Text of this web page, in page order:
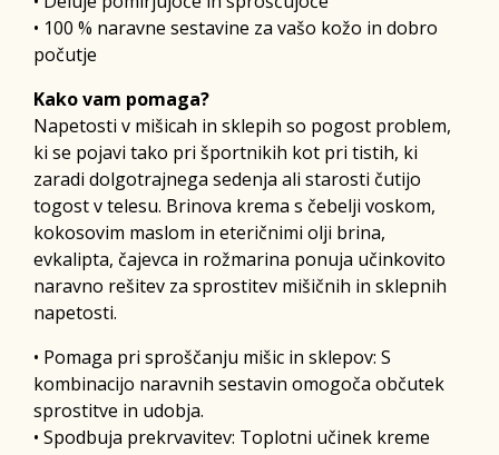
• 100 % naravne sestavine za vašo kožo in dobro
počutje
Kako vam pomaga?
Napetosti v mišicah in sklepih so pogost problem,
ki se pojavi tako pri športnikih kot pri tistih, ki
zaradi dolgotrajnega sedenja ali starosti čutijo
togost v telesu. Brinova krema s čebelji voskom,
kokosovim maslom in eteričnimi olji brina,
evkalipta, čajevca in rožmarina ponuja učinkovito
naravno rešitev za sprostitev mišičnih in sklepnih
napetosti.
• Pomaga pri sproščanju mišic in sklepov: S
kombinacijo naravnih sestavin omogoča občutek
sprostitve in udobja.
• Spodbuja prekrvavitev: Toplotni učinek kreme